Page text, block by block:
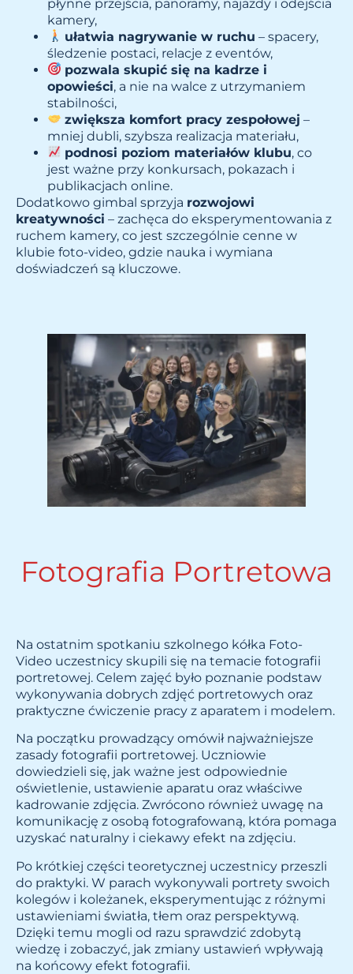
płynne przejścia, panoramy, najazdy i odejścia
kamery,
ułatwia nagrywanie w ruchu – spacery,
śledzenie postaci, relacje z eventów,
pozwala skupić się na kadrze i
opowieści, a nie na walce z utrzymaniem
stabilności,
zwiększa komfort pracy zespołowej –
mniej dubli, szybsza realizacja materiału,
podnosi poziom materiałów klubu, co
jest ważne przy konkursach, pokazach i
publikacjach online.
Dodatkowo gimbal sprzyja rozwojowi
kreatywności – zachęca do eksperymentowania z
ruchem kamery, co jest szczególnie cenne w
klubie foto-video, gdzie nauka i wymiana
doświadczeń są kluczowe.
Fotografia Portretowa
Na ostatnim spotkaniu szkolnego kółka Foto-
Video uczestnicy skupili się na temacie fotografii
portretowej. Celem zajęć było poznanie podstaw
wykonywania dobrych zdjęć portretowych oraz
praktyczne ćwiczenie pracy z aparatem i modelem.
Na początku prowadzący omówił najważniejsze
zasady fotografii portretowej. Uczniowie
dowiedzieli się, jak ważne jest odpowiednie
oświetlenie, ustawienie aparatu oraz właściwe
kadrowanie zdjęcia. Zwrócono również uwagę na
komunikację z osobą fotografowaną, która pomaga
uzyskać naturalny i ciekawy efekt na zdjęciu.
Po krótkiej części teoretycznej uczestnicy przeszli
do praktyki. W parach wykonywali portrety swoich
kolegów i koleżanek, eksperymentując z różnymi
ustawieniami światła, tłem oraz perspektywą.
Dzięki temu mogli od razu sprawdzić zdobytą
wiedzę i zobaczyć, jak zmiany ustawień wpływają
na końcowy efekt fotografii.